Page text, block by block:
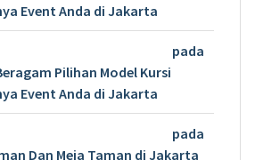
Event Anda di Jakarta
pada
Pilihan Model Kursi
Event Anda di Jakarta
pada
Dan Meja Taman di Jakarta